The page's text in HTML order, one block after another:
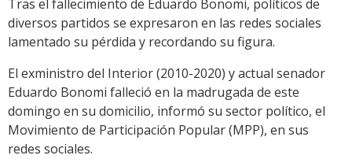
Tras el fallecimiento de Eduardo Bonomi, políticos de
diversos partidos se expresaron en las redes sociales
lamentado su pérdida y recordando su figura.
El exministro del Interior (2010-2020) y actual senador
Eduardo Bonomi falleció en la madrugada de este
domingo en su domicilio, informó su sector político, el
Movimiento de Participación Popular (MPP), en sus
redes sociales.